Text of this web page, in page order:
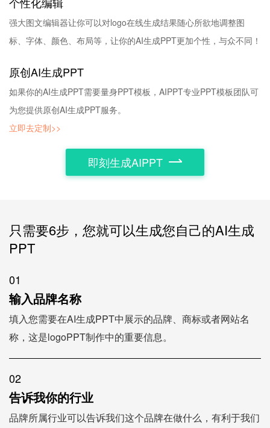
即刻生成AIPPT
强大图文编辑器让你可以对logo在线生成结果随心所欲地调整图
标、字体、颜色、布局等，让你的AI生成PPT更加个性，与众不同！
原创AI生成PPT
如果你的AI生成PPT需要量身PPT模板，AIPPT专业PPT模板团队可
为您提供原创AI生成PPT服务。
立即去定制>>
只需要6步，您就可以生成您自己的AI生成
PPT
01
输入品牌名称
填入您需要在AI生成PPT中展示的品牌、商标或者网站名
称，这是logoPPT制作中的重要信息。
02
告诉我你的行业
品牌所属行业可以告诉我们这个品牌在做什么，有利于我们